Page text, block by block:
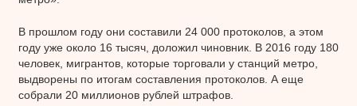
В прошлом году они составили 24 000 протоколов, а этом
году уже около 16 тысяч, доложил чиновник. В 2016 году 180
человек, мигрантов, которые торговали у станций метро,
выдворены по итогам составления протоколов. А еще
собрали 20 миллионов рублей штрафов.